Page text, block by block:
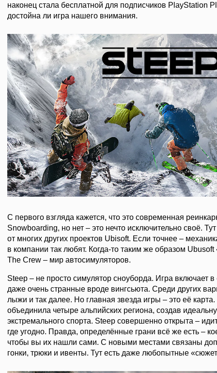
наконец стала бесплатной для подписчиков PlayStation
достойна ли игра нашего внимания.
С первого взгляда кажется, что это современная
Snowboarding, но нет – это нечто исключительно своё. Тут
от многих других проектов Ubisoft. Если точнее –
в компании так любят. Когда-то таким же образом
The Crew – мир автосимуляторов.
Steep – не просто симулятор сноуборда. Игра включает
даже очень странные вроде вингсьюта. Среди других
лыжи и так далее. Но главная звезда игры – это её
объединила четыре альпийских региона, создав
экстремального спорта. Steep совершенно открыта –
где угодно. Правда, определённые грани всё же есть –
чтобы вы их нашли сами. С новыми местами связаны
гонки, трюки и ивенты. Тут есть даже любопытные